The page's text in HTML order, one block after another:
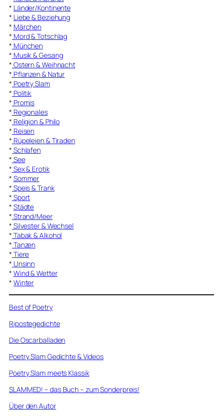
* Länder/Kontinente
* Liebe & Beziehung
* Märchen
* Mord & Totschlag
* München
* Musik & Gesang
* Ostern & Weihnacht
* Pflanzen & Natur
* Poetry Slam
* Politik
* Promis
* Regionales
* Religion & Philo
* Reisen
* Rüpeleien & Tiraden
* Schlafen
* See
* Sex & Erotik
* Sommer
* Speis & Trank
* Sport
* Städte
* Strand/Meer
* Silvester & Wechsel
* Tabak & Alkohol
* Tanzen
* Tiere
* Unsinn
* Wind & Wetter
* Winter
Best of Poetry
Ripostegedichte
Die Oscarballaden
Poetry Slam Gedichte & Videos
Poetry Slam meets Klassik
SLAMMED! – das Buch – zum Sonderpreis!
Über den Autor